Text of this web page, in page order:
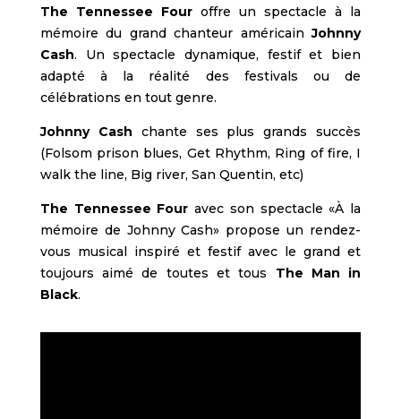
The Tennessee Four offre un spectacle à la
mémoire du grand chanteur américain Johnny
Cash. Un spectacle dynamique, festif et bien
adapté à la réalité des festivals ou de
célébrations en tout genre.
Johnny Cash
chante ses plus grands succès
(Folsom prison blues, Get Rhythm, Ring of fire, I
walk the line, Big river, San Quentin, etc)
The Tennessee Four avec son spectacle «À la
mémoire de Johnny Cash» propose un rendez-
vous musical inspiré et festif avec le grand et
toujours aimé de toutes et tous
The Man in
Black.